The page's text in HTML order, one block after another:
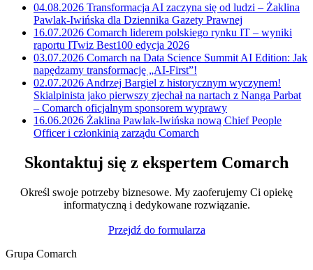
04.08.2026 Transformacja AI zaczyna się od ludzi – Żaklina
Pawlak-Iwińska dla Dziennika Gazety Prawnej
16.07.2026 Comarch liderem polskiego rynku IT – wyniki
raportu ITwiz Best100 edycja 2026
03.07.2026 Comarch na Data Science Summit AI Edition: Jak
napędzamy transformację „AI-First”!
02.07.2026 Andrzej Bargiel z historycznym wyczynem!
Skialpinista jako pierwszy zjechał na nartach z Nanga Parbat
– Comarch oficjalnym sponsorem wyprawy
16.06.2026 Żaklina Pawlak-Iwińska nową Chief People
Officer i członkinią zarządu Comarch
Skontaktuj się z ekspertem Comarch
Określ swoje potrzeby biznesowe. My zaoferujemy Ci opiekę
informatyczną i dedykowane rozwiązanie.
Przejdź do formularza
Grupa Comarch